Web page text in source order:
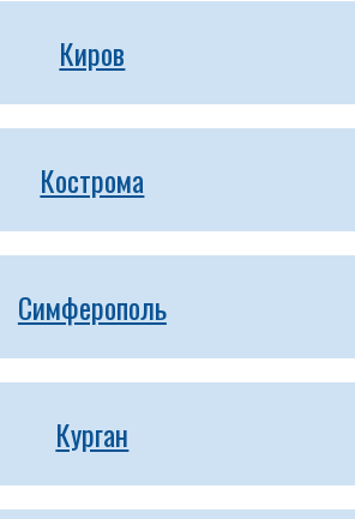
Киров
Кострома
Симферополь
Курган